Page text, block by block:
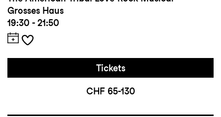
ausgezeichnet, darunter sein Kurzfilm
Shaping the Spectrum
FilmArte Festival in Berlin einen Preis
gewann.
Grosses Haus
19:30 - 21:50
Tickets
CHF 65-130